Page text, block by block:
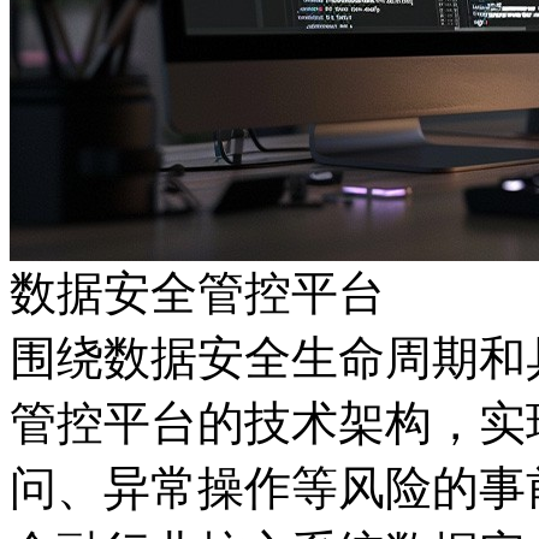
数据安全管控平台
围绕数据安全生命周期和
管控平台的技术架构，
问、异常操作等风险的